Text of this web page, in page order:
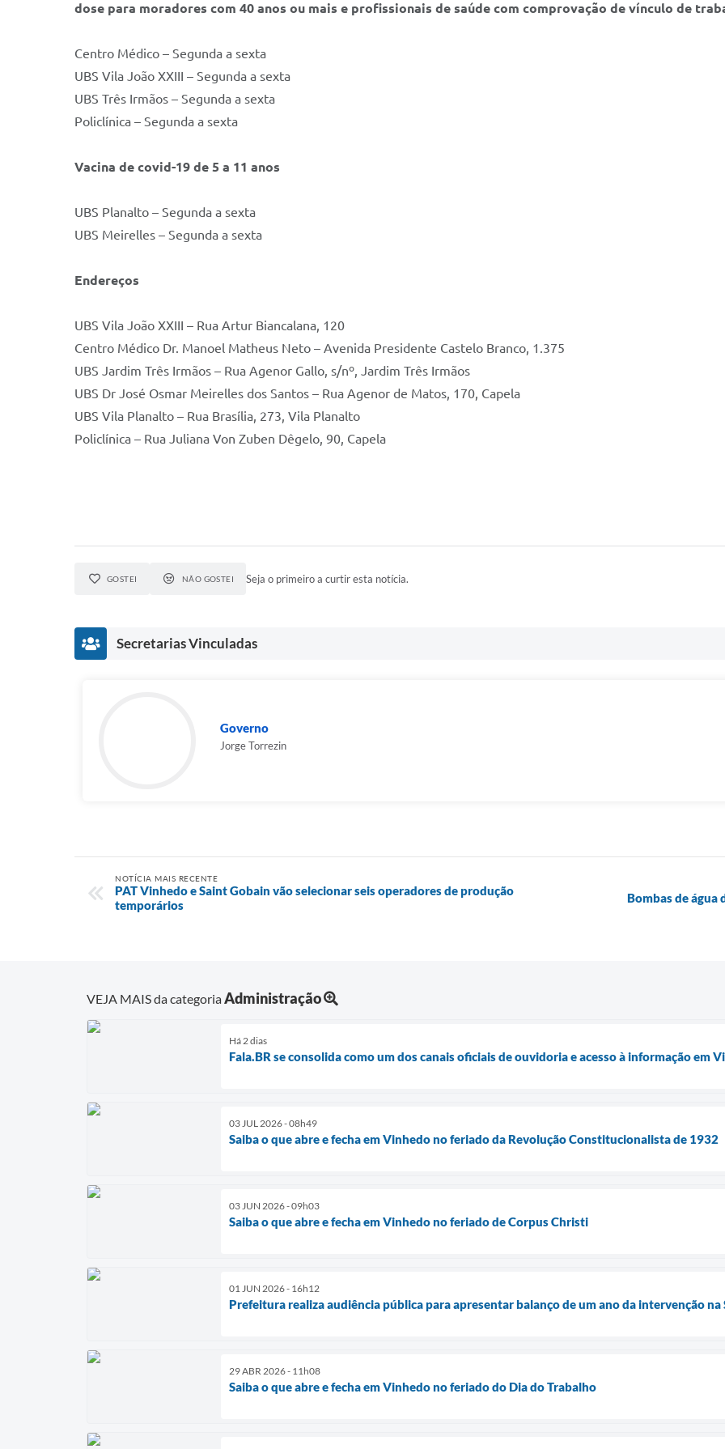
dose para moradores com 40 anos ou mais e profissionais de saúde com comprovação de vínculo de
Centro Médico – Segunda a sexta
UBS Vila João XXIII – Segunda a sexta
UBS Três Irmãos – Segunda a sexta
Policlínica – Segunda a sexta
Vacina de covid-19 de 5 a 11 anos
UBS Planalto – Segunda a sexta
UBS Meirelles – Segunda a sexta
Endereços
UBS Vila João XXIII – Rua Artur Biancalana, 120
Centro Médico Dr. Manoel Matheus Neto – Avenida Presidente Castelo Branco, 1.375
UBS Jardim Três Irmãos – Rua Agenor Gallo, s/nº, Jardim Três Irmãos
UBS Dr José Osmar Meirelles dos Santos – Rua Agenor de Matos, 170, Capela
UBS Vila Planalto – Rua Brasília, 273, Vila Planalto
Policlínica – Rua Juliana Von Zuben Dêgelo, 90, Capela
GOSTEI NÃO GOSTEI Seja o primeiro a curtir esta notícia.
Secretarias Vinculadas
Governo
Jorge Torrezin
NOTÍCIA MAIS RECENTE
PAT Vinhedo e Saint Gobain vão selecionar seis operadores de produção
temporários
Bombas de água
VEJA MAIS da categoriaAdministração
Há 2 dias
Fala.BR se consolida como um dos canais oficiais de ouvidoria e acesso à informação em
03 JUL 2026 - 08h49
Saiba o que abre e fecha em Vinhedo no feriado da Revolução Constitucionalista de 1932
03 JUN 2026 - 09h03
Saiba o que abre e fecha em Vinhedo no feriado de Corpus Christi
01 JUN 2026 - 16h12
Prefeitura realiza audiência pública para apresentar balanço de um ano da intervenção na
29 ABR 2026 - 11h08
Saiba o que abre e fecha em Vinhedo no feriado do Dia do Trabalho